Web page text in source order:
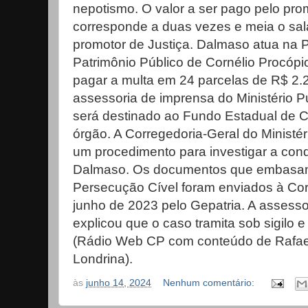
nepotismo. O valor a ser pago pelo
corresponde a duas vezes e meia o
promotor de Justiça. Dalmaso atua na
Patrimônio Público de Cornélio
pagar a multa em 24 parcelas de R$
assessoria de imprensa do Ministério
será destinado ao Fundo Estadual de
órgão. A Corregedoria-Geral do
um procedimento para investigar a
Dalmaso. Os documentos que
Persecução Cível foram enviados à
junho de 2023 pelo Gepatria. A
explicou que o caso tramita sob sigilo
(Rádio Web CP com conteúdo de
Londrina).
às junho 14, 2024 Nenhum comentário: